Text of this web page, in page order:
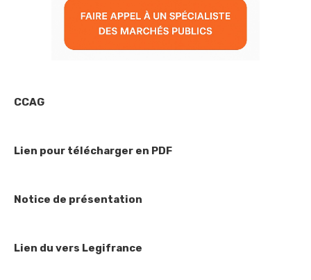
CCAG
Lien pour télécharger en PDF
Notice de présentation
Lien du vers Legifrance